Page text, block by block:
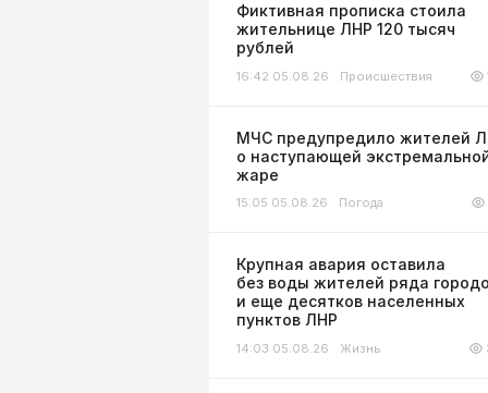
Фиктивная прописка стоила
жительнице ЛНР 120 тысяч
рублей
16:42 05.08.26 Происшествия
МЧС предупредило жителей
о наступающей
жаре
15:05 05.08.26 Погода
Крупная авария оставила
без воды жителей ряда
и еще десятков населенных
пунктов ЛНР
14:03 05.08.26 Жизнь